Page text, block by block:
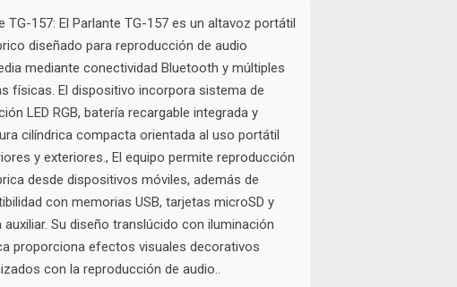
$20.000.
TG-157: El Parlante TG-157 es un altavoz portátil
diseñado para reproducción de audio
mediante conectividad Bluetooth y múltiples
físicas. El dispositivo incorpora sistema de
LED RGB, batería recargable integrada y
cilíndrica compacta orientada al uso portátil
y exteriores., El equipo permite reproducción
desde dispositivos móviles, además de
con memorias USB, tarjetas microSD y
auxiliar. Su diseño translúcido con iluminación
proporciona efectos visuales decorativos
con la reproducción de audio..